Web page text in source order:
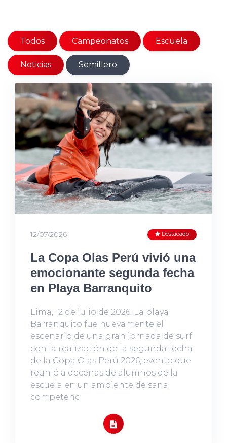
Todos Campeonatos Escuela
Noticias Semillero
12/07/2026 Destacado
La Copa Olas Perú vivió una
emocionante segunda fecha
en Playa Barranquito
Lima, 12 de julio de 2026. La playa
Barranquito fue nuevamente el
escenario de una gran jornada de surf
con la realización de la segunda fecha
de la Copa Olas Perú 2026, evento que
reunió a decenas de alumnos de la
escuela en un ambiente de sana
competenc